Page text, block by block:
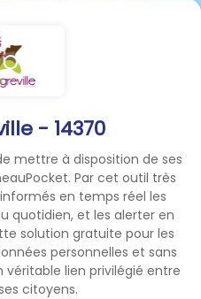
- 14370
mettre à disposition de ses
Par cet outil très
en temps réel les
quotidien, et les alerter en
solution gratuite pour les
personnelles et sans
véritable lien privilégié entre
citoyens.